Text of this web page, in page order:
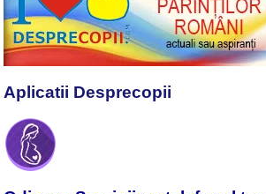
Aplicatii Desprecopii